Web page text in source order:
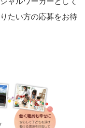
たい方の応募をお待